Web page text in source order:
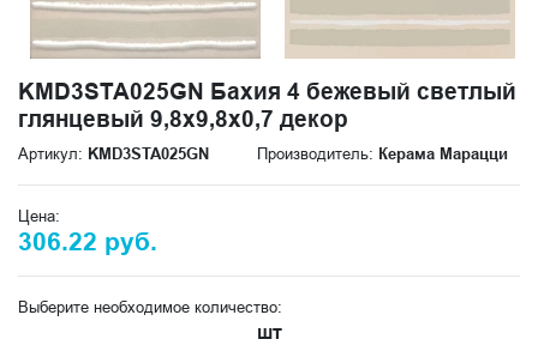
KMD3STA025GN Бахия 4 бежевый светлый
глянцевый 9,8x9,8x0,7 декор
Артикул: KMD3STA025GN Производитель: Керама Марацци
Цена:
306.22 руб.
Выберите необходимое количество:
шт